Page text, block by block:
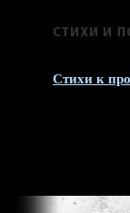
Стихи к